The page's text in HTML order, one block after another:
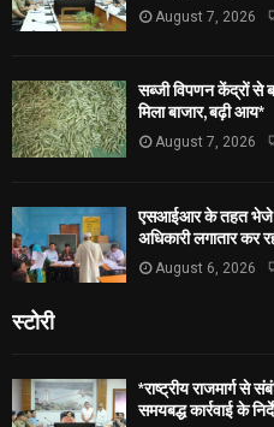
August 7, 2026
सब्जी विपणन केंद्रों से
मिला बाजार, बढ़ी आय*
August 7, 2026
एसआईआर के तहत भेजे गए
अधिकारी लगातार कर
August 6, 2026
स्टोरी
*राष्ट्रीय राजमार्ग से
समयबद्ध कार्रवाई के